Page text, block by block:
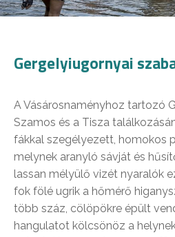
Gergelyiugornyai
A Vásárosnaményhoz tartozó
Szamos és a Tisza
fákkal szegélyezett, homokos
melynek aranyló sávját és
lassan mélyülő vizét nyaralók
fok fölé ugrik a hőmérő
több száz, cölöpökre épült
hangulatot kölcsönöz a